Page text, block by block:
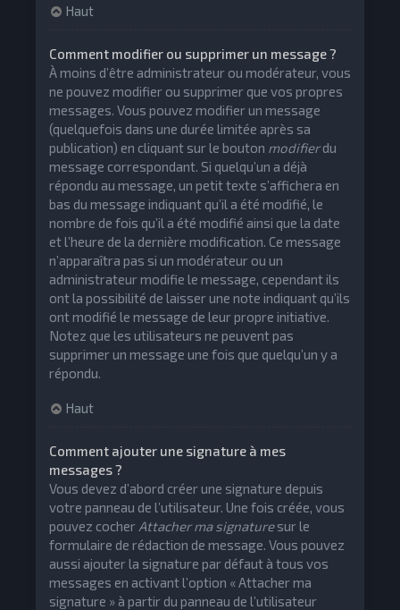
Haut
Comment modifier ou supprimer un message ?
À moins d’être administrateur ou modérateur, vous
ne pouvez modifier ou supprimer que vos propres
messages. Vous pouvez modifier un message
(quelquefois dans une durée limitée après sa
publication) en cliquant sur le bouton modifierdu
message correspondant. Si quelqu’un a déjà
répondu au message, un petit texte s’affichera en
bas du message indiquant qu’il a été modifié, le
nombre de fois qu’il a été modifié ainsi que la date
et l’heure de la dernière modification. Ce message
n’apparaîtra pas si un modérateur ou un
administrateur modifie le message, cependant ils
ont la possibilité de laisser une note indiquant qu’ils
ont modifié le message de leur propre initiative.
Notez que les utilisateurs ne peuvent pas
supprimer un message une fois que quelqu’un y a
répondu.
Haut
Comment ajouter une signature à mes
messages ?
Vous devez d’abord créer une signature depuis
votre panneau de l’utilisateur. Une fois créée, vous
pouvez cocher Attacher ma signaturesur le
formulaire de rédaction de message. Vous pouvez
aussi ajouter la signature par défaut à tous vos
messages en activant l’option « Attacher ma
signature » à partir du panneau de l’utilisateur